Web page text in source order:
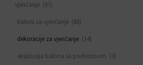
vjenčanje (97)
baloni za vjenčanje (86)
dekoracije za vjenčanje (14)
eksplozija balona sa podvezicom (3)